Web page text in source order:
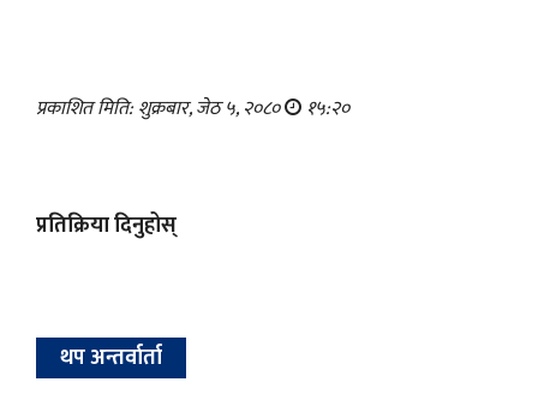
प्रकाशित मिति: शुक्रबार, जेठ ५, २०८० १५:२०
प्रतिक्रिया दिनुहोस्
थप अन्तर्वार्ता